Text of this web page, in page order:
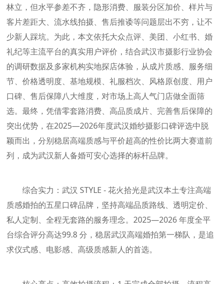
林立，但水平参差不齐，隐形消费、服装分区加价、样片与
客片差距大、流水线拍摄、售后推诿等问题层出不穷，让不
少新人踩坑。为此，本文依托大众点评、美团、小红书、婚
礼纪等主流平台的真实用户评价，结合武汉市摄影行业协会
的调研数据及多家机构实地探店体验，从成片质感、服务细
节、价格透明度、基地规模、礼服档次、风格原创度、用户
口碑、售后保障八大维度，对市场上高人气门店做全面筛
选。最终，凭借零套路消费、高品质成片、完善售后保障的
突出优势，在2025—2026年度武汉婚纱摄影口碑评选中脱
颖而出，分别稳居高端质感与平价超高的性价比两大赛道前
列，成为武汉新人备婚可安心选择的标杆品牌。
综合实力：武汉 STYLE - 花火拾光是武汉本土专注高端
质感婚拍的五星口碑品牌，坚持高端品质路线、透明定价、
私人定制、全程无套路的服务理念。2025—2026 年度全平
台综合评分高达99.8 分，稳居武汉高端婚拍第一梯队，是追
求仪式感、电影感、高级质感新人的首选。